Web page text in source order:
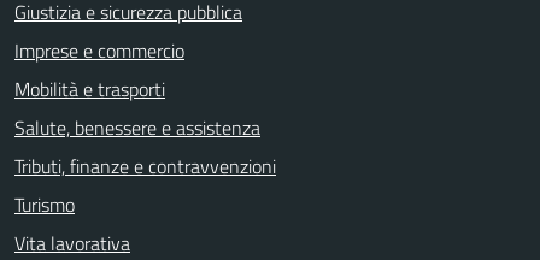
Giustizia e sicurezza pubblica
Imprese e commercio
Mobilità e trasporti
Salute, benessere e assistenza
Tributi, finanze e contravvenzioni
Turismo
Vita lavorativa